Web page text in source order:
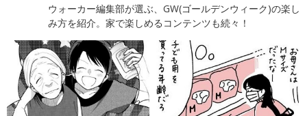
ウォーカー編集部が選ぶ、GW(ゴールデンウィーク)の楽し
み方を紹介。家で楽しめるコンテンツも続々！